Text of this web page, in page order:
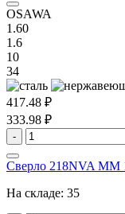
OSAWA
1.60
1.6
10
34
417.48 ₽
333.98 ₽
-
Сверло 218NVA MM
На складе: 35